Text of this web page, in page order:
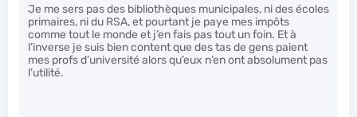
Je me sers pas des bibliothèques municipales, ni des écoles
primaires, ni du RSA, et pourtant je paye mes impôts
comme tout le monde et j’en fais pas tout un foin. Et à
l’inverse je suis bien content que des tas de gens paient
mes profs d’université alors qu’eux n’en ont absolument pas
l’utilité.